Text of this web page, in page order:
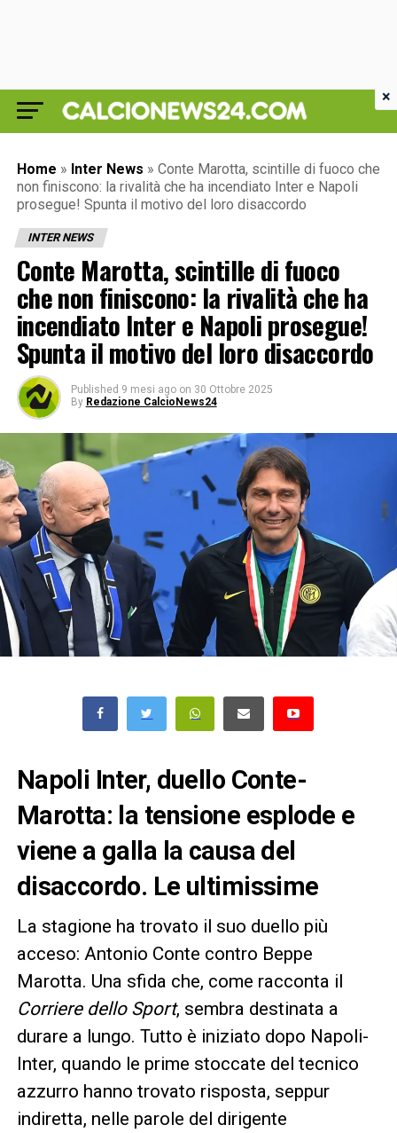
Home » Inter News » Conte Marotta, scintille di fuoco che
non finiscono: la rivalità che ha incendiato Inter e Napoli
prosegue! Spunta il motivo del loro disaccordo
INTER NEWS
Conte Marotta, scintille di fuoco
che non finiscono: la rivalità che ha
incendiato Inter e Napoli prosegue!
Spunta il motivo del loro disaccordo
Published 9 mesi ago on 30 Ottobre 2025
By Redazione CalcioNews24
Napoli Inter, duello Conte-
Marotta: la tensione esplode e
viene a galla la causa del
disaccordo. Le ultimissime
La stagione ha trovato il suo duello più
acceso: Antonio Conte contro Beppe
Marotta. Una sfida che, come racconta il
Corriere dello Sport, sembra destinata a
durare a lungo. Tutto è iniziato dopo Napoli-
Inter, quando le prime stoccate del tecnico
azzurro hanno trovato risposta, seppur
indiretta, nelle parole del dirigente
×